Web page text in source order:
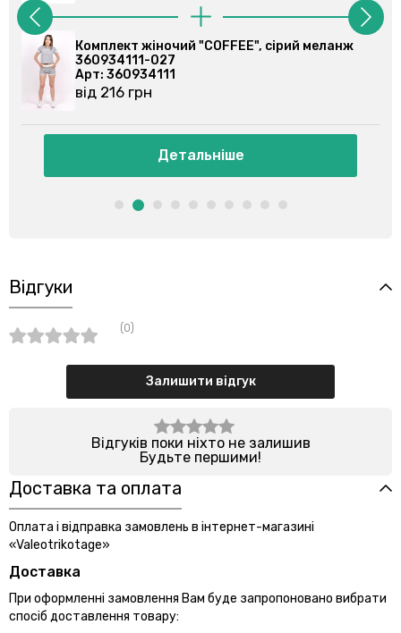
жіночий "COFFEE", сірий меланж
027
Домашній
Відгуки
(0)
Залишити відгук
Відгуків поки ніхто не залишив
Будьте першими!
Доставка та оплата
Оплата і відправка замовлень в інтернет-магазині
«Valeotrikotage»
Доставка
При оформленні замовлення Вам буде запропоновано вибрати
спосіб доставлення товару: